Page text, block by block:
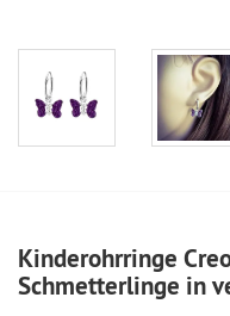
Kinderohrringe
Schmetterlinge in